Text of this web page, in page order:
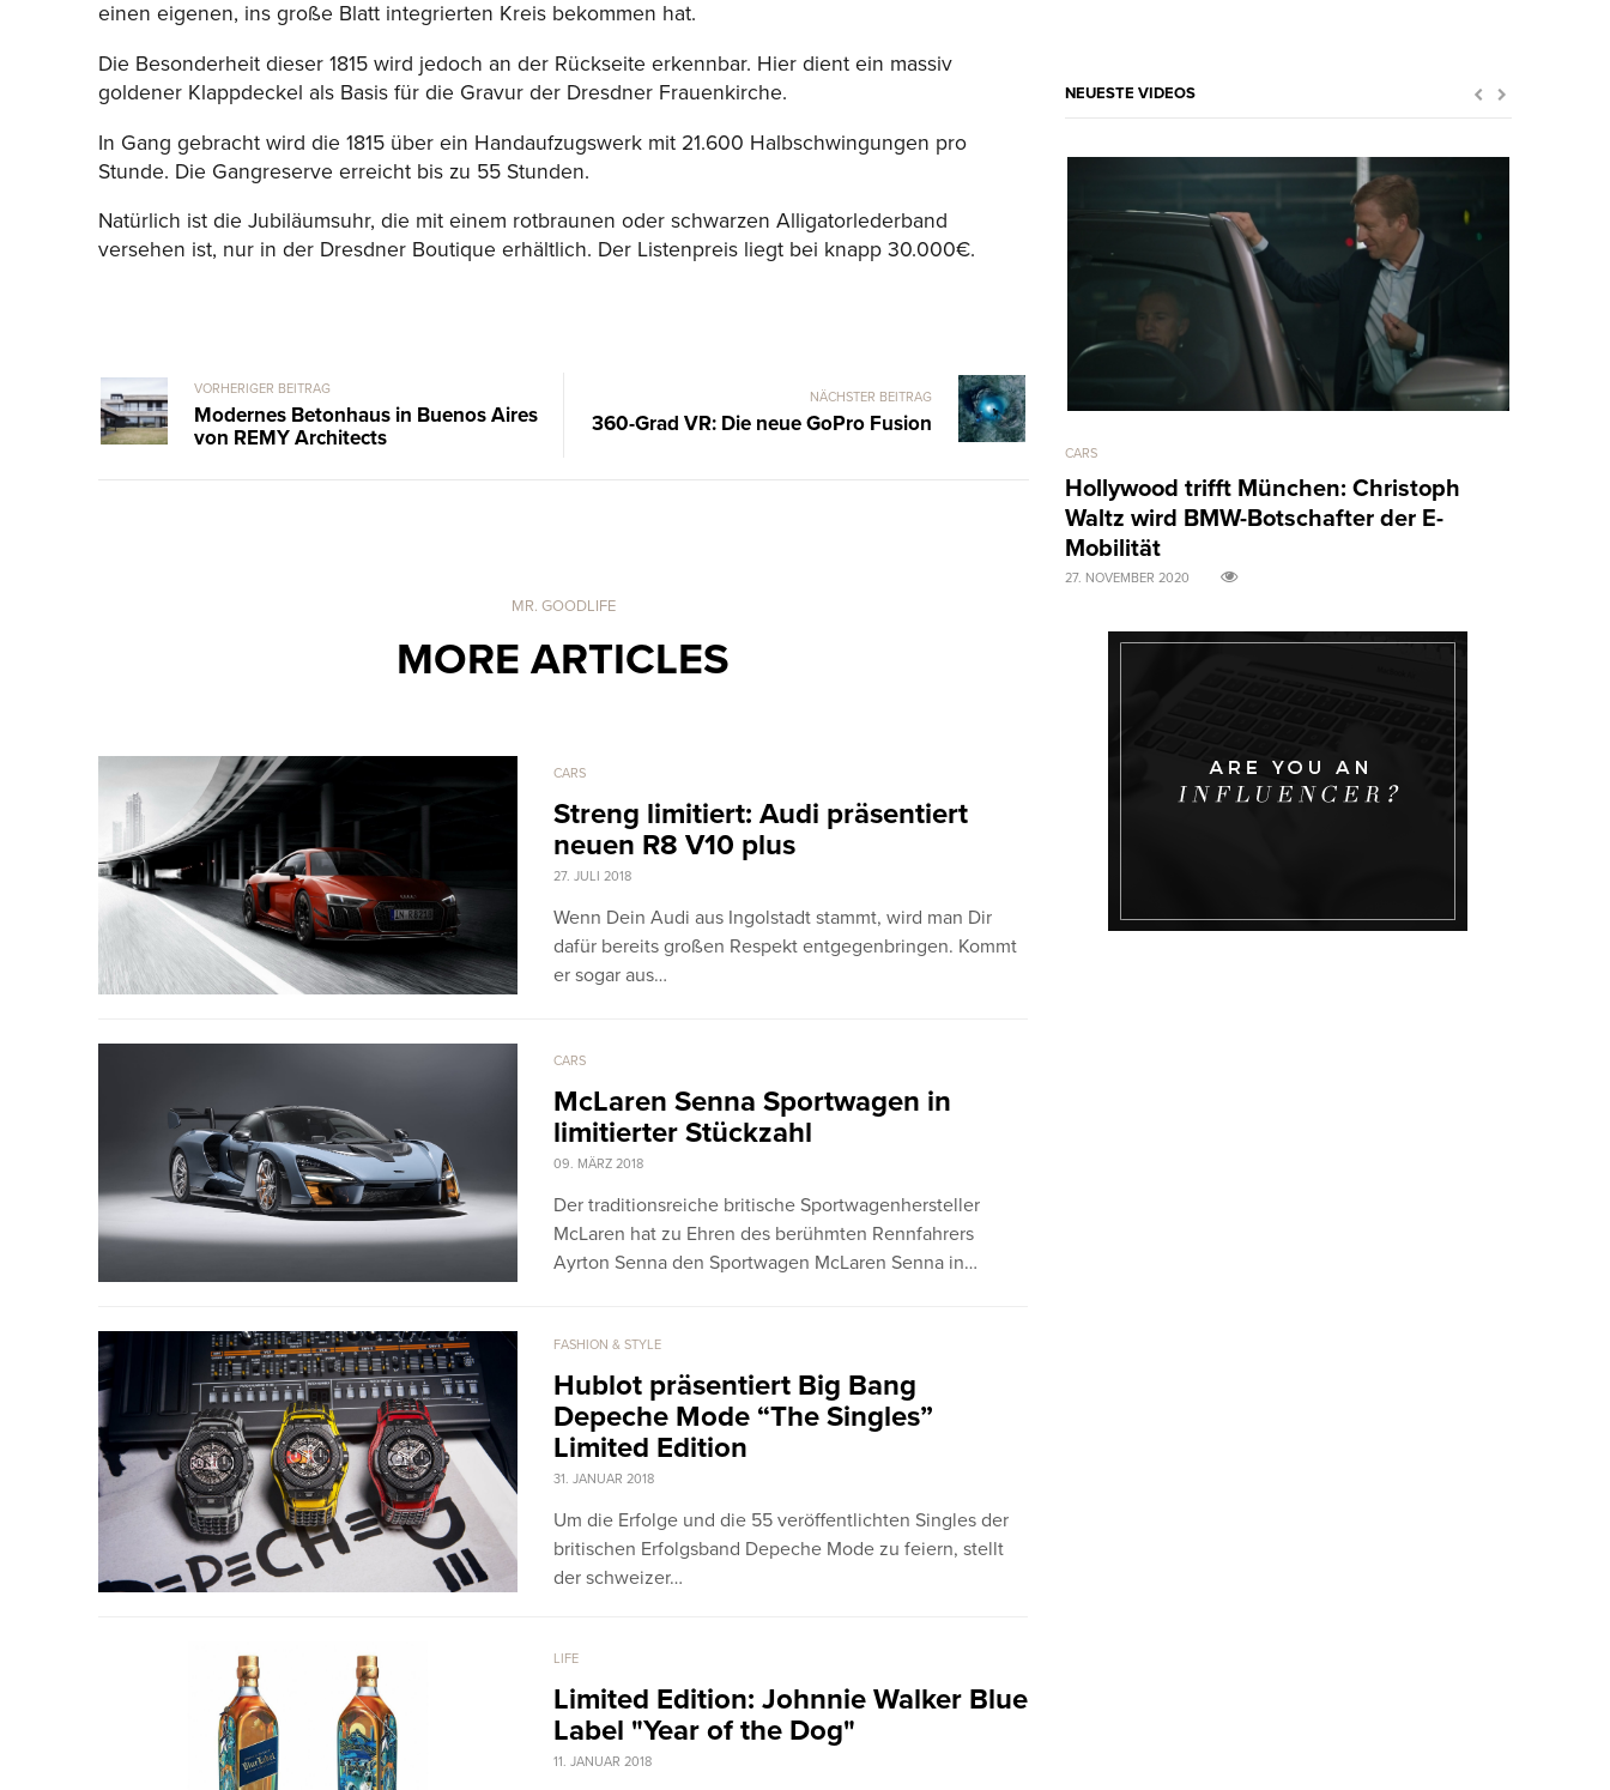
einen eigenen, ins große Blatt integrierten Kreis bekommen hat.
Die Besonderheit dieser 1815 wird jedoch an der Rückseite erkennbar. Hier dient ein massiv
goldener Klappdeckel als Basis für die Gravur der Dresdner Frauenkirche.
In Gang gebracht wird die 1815 über ein Handaufzugswerk mit 21.600 Halbschwingungen pro
Stunde. Die Gangreserve erreicht bis zu 55 Stunden.
Natürlich ist die Jubiläumsuhr, die mit einem rotbraunen oder schwarzen Alligatorlederband
versehen ist, nur in der Dresdner Boutique erhältlich. Der Listenpreis liegt bei knapp 30.000€.
VORHERIGER BEITRAG
Modernes Betonhaus in Buenos Aires
von REMY Architects
NÄCHSTER BEITRAG
360-Grad VR: Die neue GoPro Fusion
MR. GOODLIFE
MORE ARTICLES
CARS
Streng limitiert: Audi präsentiert
neuen R8 V10 plus
27. JULI 2018
Wenn Dein Audi aus Ingolstadt stammt, wird man Dir
dafür bereits großen Respekt entgegenbringen. Kommt
er sogar aus…
CARS
McLaren Senna Sportwagen in
limitierter Stückzahl
09. MÄRZ 2018
Der traditionsreiche britische Sportwagenhersteller
McLaren hat zu Ehren des berühmten Rennfahrers
Ayrton Senna den Sportwagen McLaren Senna in…
FASHION & STYLE
Hublot präsentiert Big Bang
Depeche Mode “The Singles”
Limited Edition
31. JANUAR 2018
Um die Erfolge und die 55 veröffentlichten Singles der
britischen Erfolgsband Depeche Mode zu feiern, stellt
der schweizer…
LIFE
Limited Edition: Johnnie Walker Blue
Label "Year of the Dog"
11. JANUAR 2018
NEUESTE VIDEOS
CARS
Hollywood trifft München: Christoph
Waltz wird BMW-Botschafter der E-
Mobilität
27. NOVEMBER 2020